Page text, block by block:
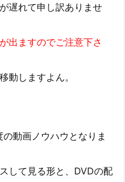
遅れて申し訳ありませ
出ますのでご注意下さ
動しますよん。
動画ノウハウとなりま
して見る形と、DVDの配